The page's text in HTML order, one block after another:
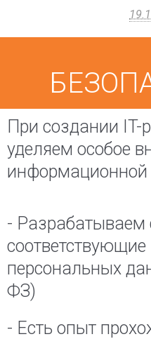
При создании
уделяем особое
информационной
- Разрабатываем
персональных
ФЗ)
- Есть опыт